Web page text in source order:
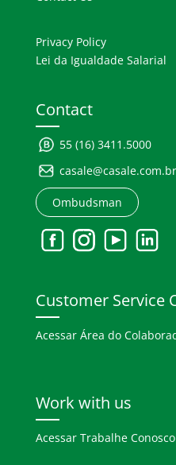
Privacy Policy
Lei da Igualdade Salarial
Contact
55 (16) 3411.5000
casale@casale.com.br
Ombudsman
Customer Service
Acessar Área do
Work with us
Acessar Trabalhe Conosco